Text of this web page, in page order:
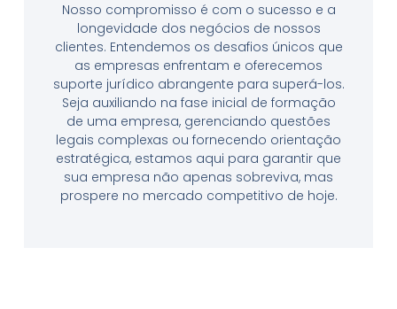
Nosso compromisso é com o sucesso e a
longevidade dos negócios de nossos
clientes. Entendemos os desafios únicos que
as empresas enfrentam e oferecemos
suporte jurídico abrangente para superá-los.
Seja auxiliando na fase inicial de formação
de uma empresa, gerenciando questões
legais complexas ou fornecendo orientação
estratégica, estamos aqui para garantir que
sua empresa não apenas sobreviva, mas
prospere no mercado competitivo de hoje.